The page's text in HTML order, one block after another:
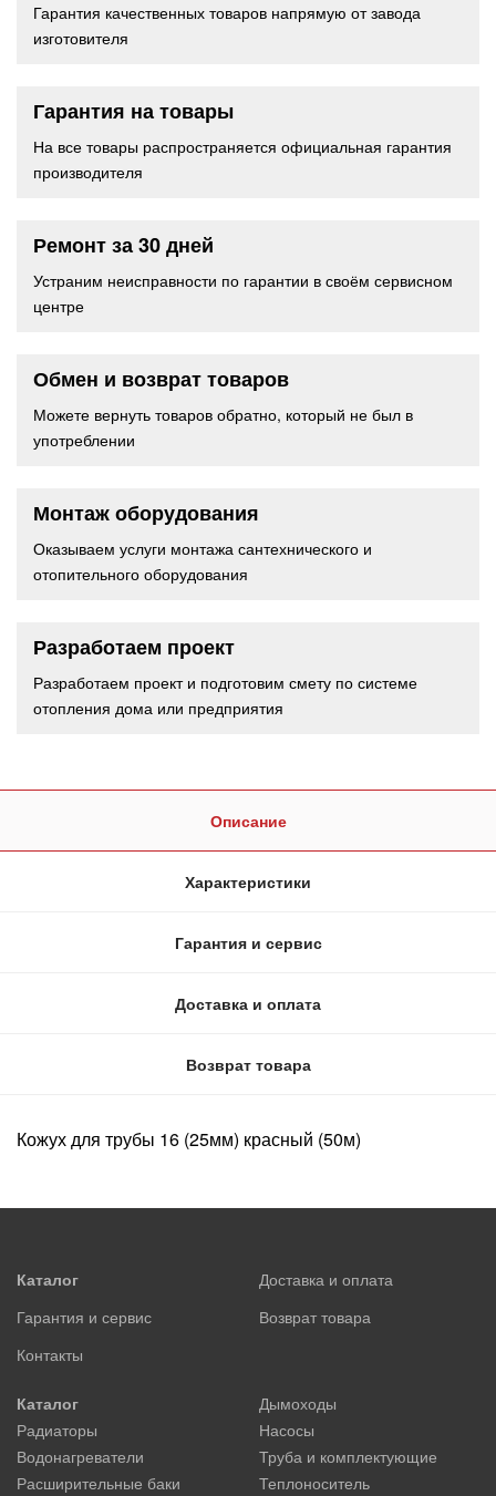
Гарантия качественных товаров напрямую от завода
изготовителя
Гарантия на товары
На все товары распространяется официальная гарантия
производителя
Ремонт за 30 дней
Устраним неисправности по гарантии в своём сервисном
центре
Обмен и возврат товаров
Можете вернуть товаров обратно, который не был в
употреблении
Монтаж оборудования
Оказываем услуги монтажа сантехнического и
отопительного оборудования
Разработаем проект
Разработаем проект и подготовим смету по системе
отопления дома или предприятия
Описание
Характеристики
Гарантия и сервис
Доставка и оплата
Возврат товара
Кожух для трубы 16 (25мм) красный (50м)
Каталог
Доставка и оплата
Гарантия и сервис
Возврат товара
Контакты
Каталог
Дымоходы
Радиаторы
Насосы
Водонагреватели
Труба и комплектующие
Расширительные баки
Теплоноситель